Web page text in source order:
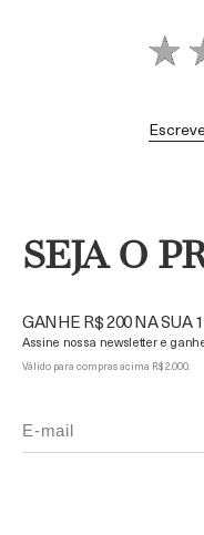
SEJA O
GANHE R$ 200 NA SUA
Assine nossa newsletter e
Válido para compras acima R$ 2.000.